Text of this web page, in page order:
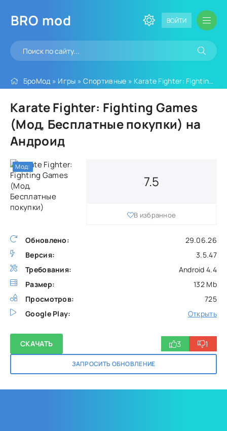
BRO mod ВОЙТИ
БроМод » Игры »Спортивные » Karate Fighter: Fighting Games (Мод, Бесплатные покупки)
Karate Fighter: Fighting Games
(Мод, Бесплатные покупки) на
Андроид
Обновлено:
29.06.26
Версия:
3.5.47
Требования:
Android 4.4
Размер:
132 Mb
Просмотров:
725
Google Play:
Открыть
7.5
В избранное
СКАЧАТЬ
ЗАПРОСИТЬ ОБНОВЛЕНИЕ
3 1
Мод: